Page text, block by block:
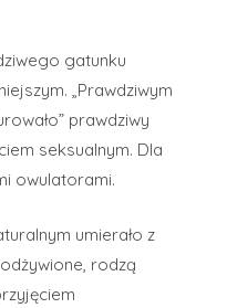
gatunku
„Prawdziwym
prawdziwy
seksualnym. Dla
owulatorami.
umierało z
rodzą